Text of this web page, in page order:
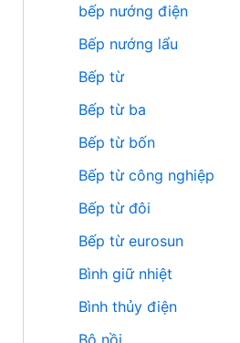
bếp nướng điện
Bếp nướng lẩu
Bếp từ
Bếp từ ba
Bếp từ bốn
Bếp từ công nghiệp
Bếp từ đôi
Bếp từ eurosun
Bình giữ nhiệt
Bình thủy điện
Bộ nồi